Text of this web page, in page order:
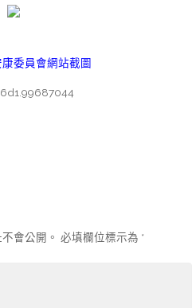
委員會網站截圖
會公開。 必填欄位標示為 *